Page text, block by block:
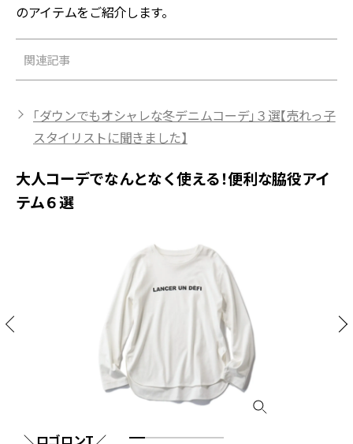
のアイテムをご紹介します。
関連記事
「ダウンでもオシャレな冬デニムコーデ」３選【売れっ子
スタイリストに聞きました】
大人コーデでなんとなく使える！便利な脇役アイ
テム６選